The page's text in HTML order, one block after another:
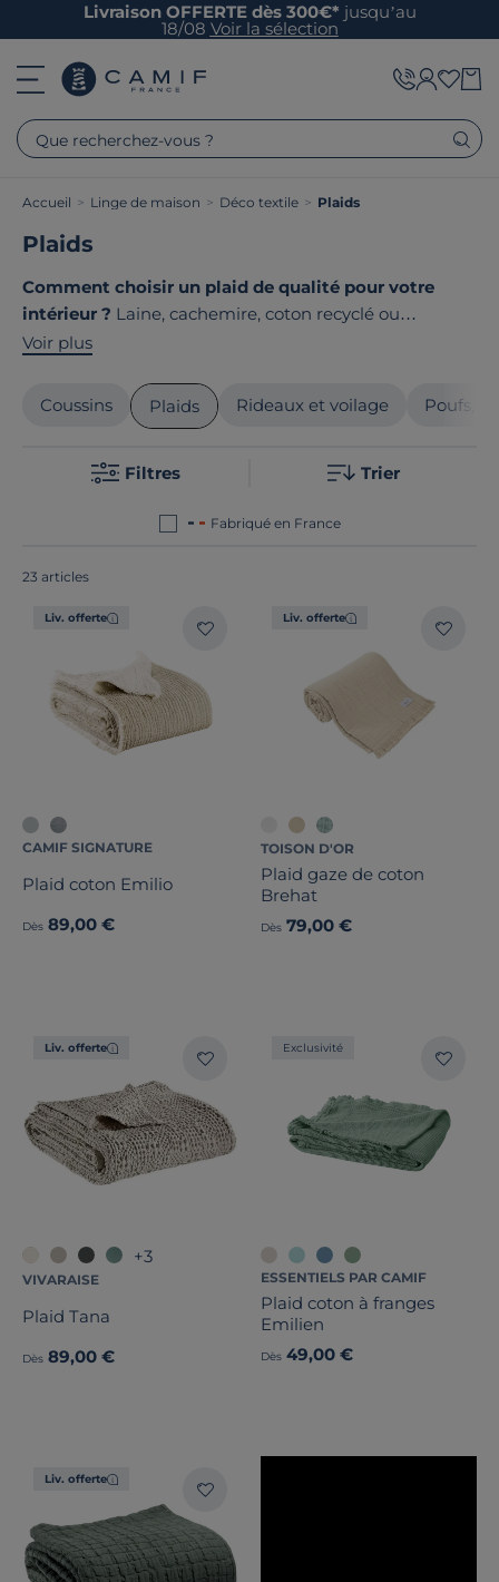
Livraison OFFERTE dès 300€* jusqu’au
18/08 Voir la sélection
Que recherchez-vous ?
Accueil > Linge de maison > Déco textile > Plaids
Plaids
Comment choisir un plaid de qualité pour votre
intérieur ? Laine, cachemire, coton recyclé ou
mohair ? Que votre plaid serve de jeté de canapé
cocooning, son choix mérite attention. Matières nobles,
finitions soignées, design contemporain, faites le choix
sont tousfabriqués en France ou en Europe!
Voir plus
Coussins Plaids Rideaux et voilage Poufs,
Filtres Trier
Fabriqué en France
23 articles
Liv. offerte
CAMIF SIGNATURE
Plaid coton Emilio
Dès 89,00 €
Liv. offerte
TOISON D'OR
Plaid gaze de coton
Brehat
Dès 79,00 €
Liv. offerte
+3
VIVARAISE
Plaid Tana
Dès 89,00 €
Exclusivité
ESSENTIELS PAR CAMIF
Plaid coton à franges
Emilien
Dès 49,00 €
Liv. offerte
Dimension
Marque
Note des clients
Pays de fabrication